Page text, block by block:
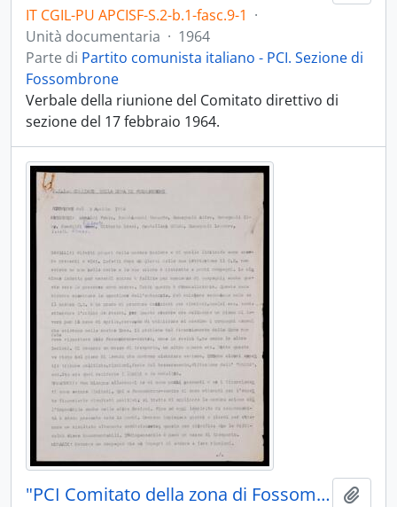
IT CGIL-PU APCISF-S.2-b.1-fasc.9-1 ·
Unità documentaria · 1964
Parte di Partito comunista italiano - PCI. Sezione di
Fossombrone
Verbale della riunione del Comitato direttivo di
sezione del 17 febbraio 1964.
"PCI Comitato della zona di Fossombrone" 1964